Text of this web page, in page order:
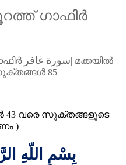
ഗാഫിർ
سورة غافر| മക്കയിൽ
85
43 വരെ സൂക്തങ്ങളുടെ
)
بِسْمِ اللّهِ